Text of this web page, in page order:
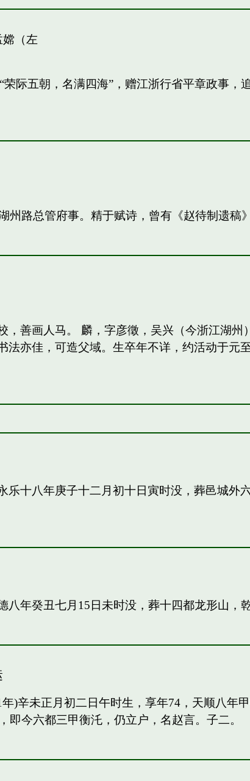
嫦（左
际五朝，名满四海”，赠江浙行省平章政事
路总管府事。精于赋诗，曾有《赵待制遗稿
善画人马。 麟，字彦徵，吴兴（今浙江湖
亦佳，可造父域。生卒年不详，约活动于元
十八年庚子十二月初十日寅时没，葬邑城外
年癸丑七月15日未时没，葬十四都龙形山，
)辛未正月初二日午时生，享年74，天顺八年
今六都三甲衡汑，仍立户，名赵言。子二。